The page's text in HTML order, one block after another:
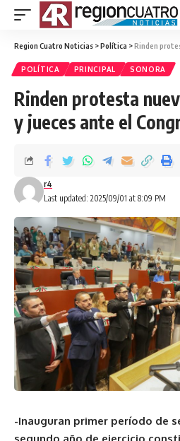
Region Cuatro Noticias >Política >Rinden protesta
POLÍTICA PRINCIPAL SONORA
Rinden protesta
y jueces ante el
Last updated: 2025/09/01 at 8:09 PM
r4
-Inauguran primer período de